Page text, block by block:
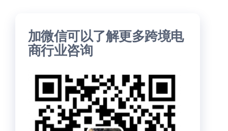
加微信可以了解更多跨境电
商行业咨询